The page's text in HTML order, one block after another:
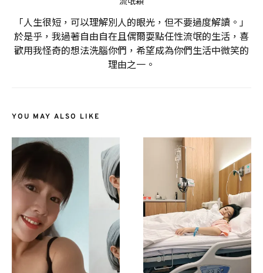
「人生很短，可以理解別人的眼光，但不要過度解讀。」
於是乎，我過著自由自在且偶爾耍點任性流氓的生活，喜
歡用我怪奇的想法洗腦你們，希望成為你們生活中微笑的
理由之一。
YOU MAY ALSO LIKE